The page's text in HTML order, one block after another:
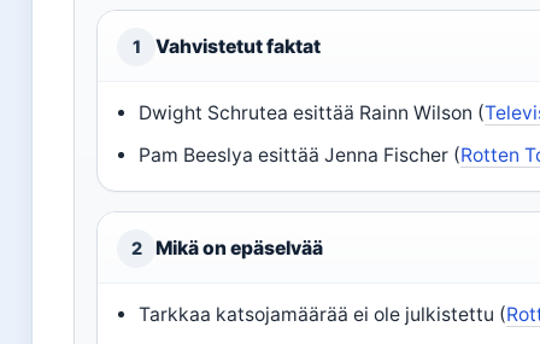
1 Vahvistetut faktat
Dwight Schrutea esittää Rainn Wilson (
Pam Beeslya esittää Jenna Fischer (Rotten
2 Mikä on epäselvää
Tarkkaa katsojamäärää ei ole julkistettu (